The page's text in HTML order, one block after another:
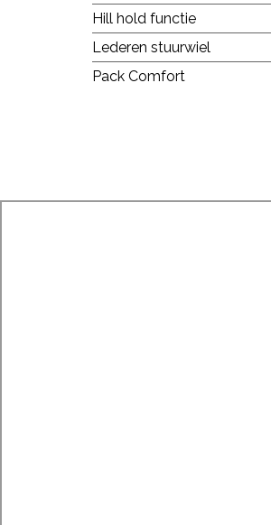
Hill hold functie
Lederen stuurwiel
Pack Comfort